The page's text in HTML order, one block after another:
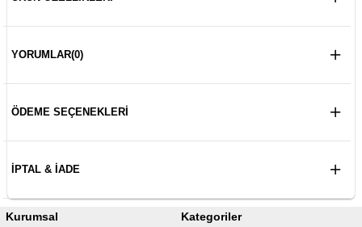
YORUMLAR(0)
ÖDEME SEÇENEKLERI
İPTAL & İADE
Kurumsal Kategoriler